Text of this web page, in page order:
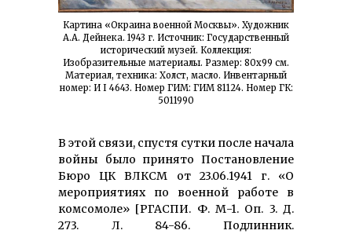
Картина «Окраина военной Москвы». Художник
А.А. Дейнека. 1943 г. Источник: Государственный
исторический музей. Коллекция:
Изобразительные материалы. Размер: 80х99 см.
Материал, техника: Холст, масло. Инвентарный
номер: И I 4643. Номер ГИМ: ГИМ 81124. Номер ГК:
5011990
В этой связи, спустя сутки после начала
войны было принято Постановление
Бюро ЦК ВЛКСМ от 23.06.1941 г. «О
мероприятиях по военной работе в
комсомоле» [РГАСПИ. Ф. М-1. Оп. 3. Д.
273. Л. 84-86. Подлинник.